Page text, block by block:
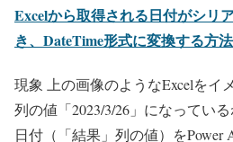
Excelから取得される日付がシリ
き、DateTime形式に変換する方法
現象 上の画像のようなExcelをイ
列の値「2023/3/26」になってい
日付（「結果」列の値）をPower